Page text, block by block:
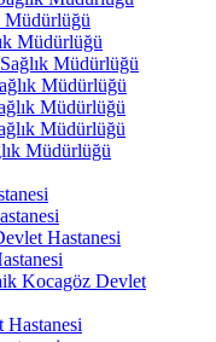
Müdürlüğü
Müdürlüğü
Müdürlüğü
Müdürlüğü
Müdürlüğü
Müdürlüğü
Müdürlüğü
Hastanesi
Kocagöz Devlet
Hastanesi